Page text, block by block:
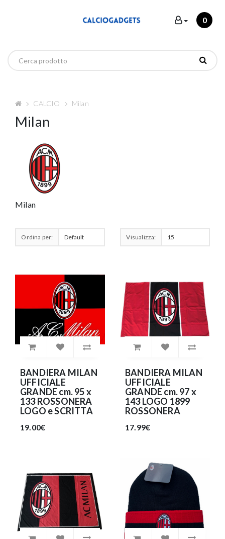
0
CALCIO Milan
Milan
Milan
Ordina per: Visualizza:
BANDIERA MILAN
UFFICIALE
GRANDE cm. 95 x
133 ROSSONERA
LOGO e SCRITTA
19.00€
BANDIERA MILAN
UFFICIALE
GRANDE cm. 97 x
143 LOGO 1899
ROSSONERA
17.99€